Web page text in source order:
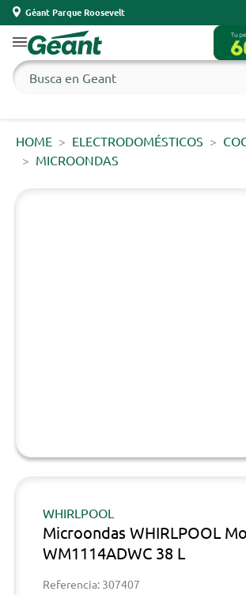
Géant Parque Roosevelt
HOME ELECTRODOMÉSTICOS
MICROONDAS
WHIRLPOOL
Microondas WHIRLPOOL
WM1114ADWC 38 L
Referencia: 307407